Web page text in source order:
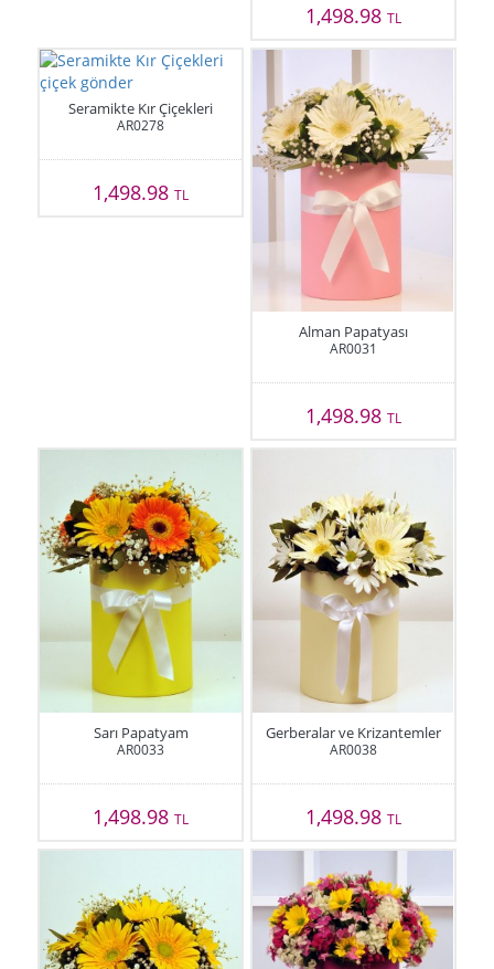
1,498.98 TL
Seramikte Kır Çiçekleri
AR0278
1,498.98TL
Alman Papatyası
AR0031
1,498.98 TL
Sarı Papatyam
AR0033
1,498.98TL
Gerberalar ve Krizantemler
AR0038
1,498.98 TL